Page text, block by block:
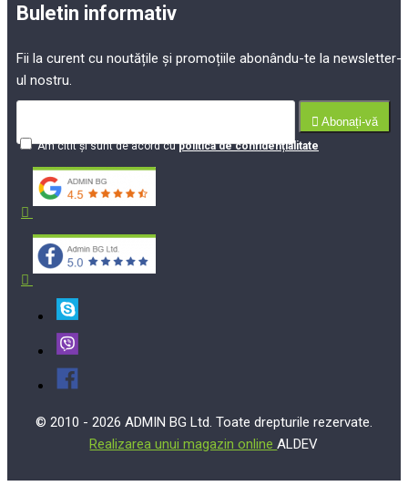
Buletin informativ
Fii la curent cu noutățile și promoțiile abonându-te la newsletter-
ul nostru.
Abonați-vă
Am citit şi sunt de acord cupolitica de confidențialitate
© 2010 - 2026 ADMIN BG Ltd. Toate drepturile rezervate.
Realizarea unui magazin onlineALDEV